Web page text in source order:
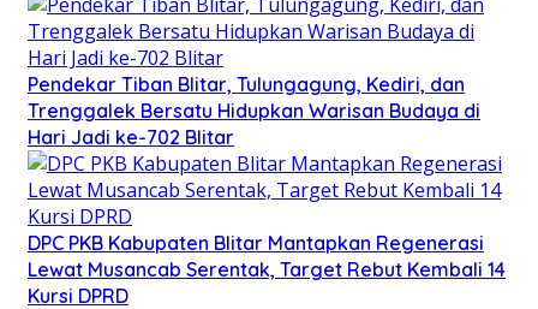
Pendekar Tiban Blitar, Tulungagung, Kediri, dan
Trenggalek Bersatu Hidupkan Warisan Budaya di
Hari Jadi ke-702 Blitar
DPC PKB Kabupaten Blitar Mantapkan Regenerasi
Lewat Musancab Serentak, Target Rebut Kembali 14
Kursi DPRD